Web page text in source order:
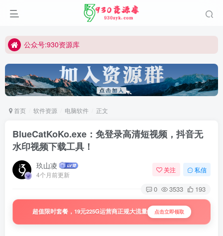
公众号:930资源库
首页 软件资源 电脑软件 正文
BlueCatKoKo.exe：免登录高清短视频，抖音无
水印视频下载工具！
玖山凌
4个月前更新
关注 私信
0 3533 193
超值限时套餐，19元225G运营商正规大流量 点击立即领取